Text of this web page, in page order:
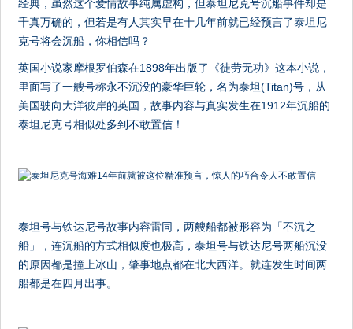
经典，虽然这个爱情故事纯属虚构，但泰坦尼克号沉船事件却是
千真万确的，但若是有人其实早在十几年前就已经预言了泰坦尼
克号将会沉船，你相信吗？
英国小说家摩根罗伯森在1898年出版了《徒劳无功》这本小说，
里面写了一艘号称永不沉没的豪华巨轮，名为泰坦(Titan)号，从
美国驶向大洋彼岸的英国，故事内容与真实发生在1912年沉船的
泰坦尼克号相似处多到不敢置信！
泰坦号与铁达尼号故事内容雷同，两艘船都被形容为「不沉之
船」，连沉船的方式相似度也极高，泰坦号与铁达尼号两船沉没
的原因都是撞上冰山，肇事地点都在北大西洋。就连发生时间两
船都是在四月出事。